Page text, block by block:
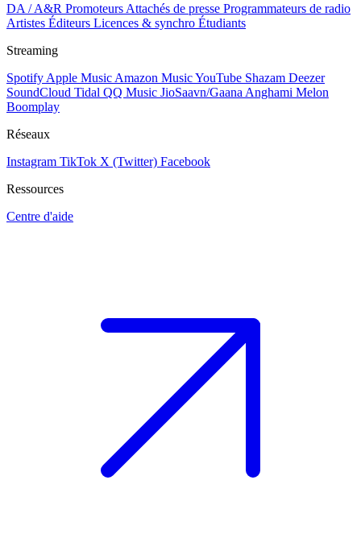
DA / A&R Promoteurs Attachés de presse Programmateurs de radio
Artistes Éditeurs Licences & synchro Étudiants
Streaming
Spotify Apple Music Amazon MusicYouTube Shazam Deezer
SoundCloud Tidal QQ Music JioSaavn/Gaana Anghami Melon
Boomplay
Réseaux
Instagram TikTok X (Twitter) Facebook
Ressources
Centre d'aide